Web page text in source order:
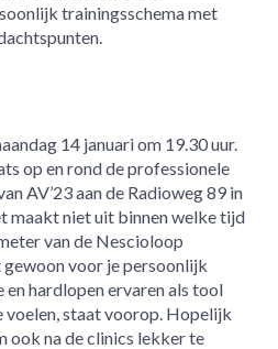
trainingsschema met
14 januari om 19.30 uur.
op en rond de professionele
AV’23 aan de Radioweg 89 in
maakt niet uit binnen welke tijd
van de Nescioloop
voor je persoonlijk
hardlopen ervaren als tool
staat voorop. Hopelijk
ook na de clinics lekker te